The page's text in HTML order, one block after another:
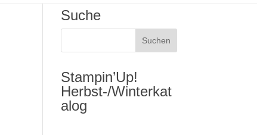
Suche
Stampin’Up!
Herbst-/Winterkat
alog